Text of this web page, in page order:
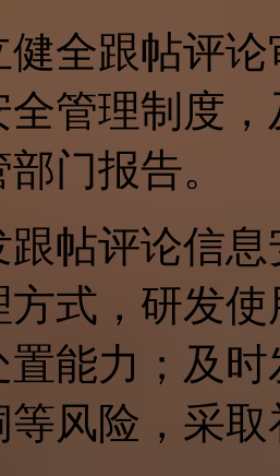
健全跟帖评
全管理制度
门报告。
跟帖评论信
方式，研发
能力；及
风险，采